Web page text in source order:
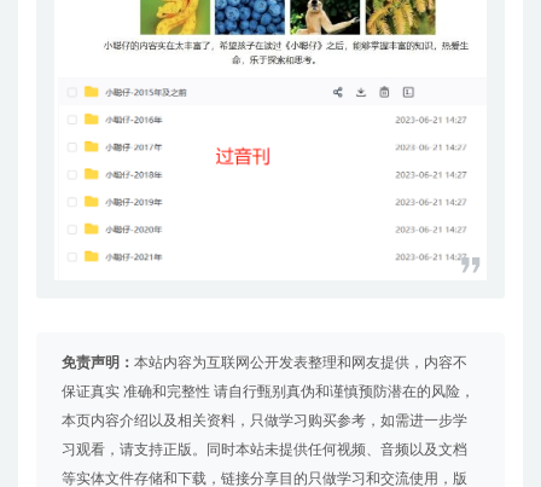
免责声明： 本站内容为互联网公开发表整理和网友提供，内容不
保证真实 准确和完整性 请自行甄别真伪和谨慎预防潜在的风险，
本页内容介绍以及相关资料，只做学习购买参考，如需进一步学
习观看，请支持正版。同时本站未提供任何视频、音频以及文档
等实体文件存储和下载，链接分享目的只做学习和交流使用，版